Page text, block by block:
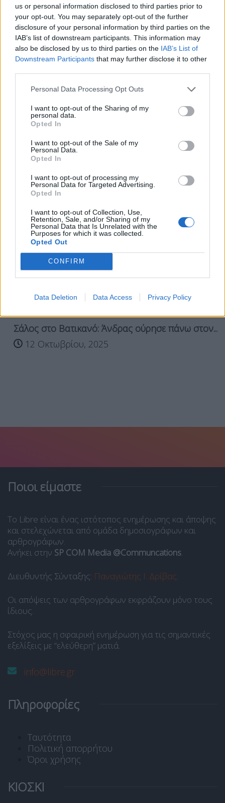
us or personal information disclosed to third parties prior to
your opt-out. You may separately opt-out of the further
disclosure of your personal information by third parties on the
IAB’s list of downstream participants. This information may
also be disclosed by us to third parties on the IAB’s List of
Downstream Participants that may further disclose it to other
Personal Data Processing Opt Outs
I want to opt-out of the Sharing of my
personal data.
Opted In
I want to opt-out of the Sale of my
Personal Data.
Opted In
I want to opt-out of processing my
Personal Data for Targeted Advertising.
Opted In
I want to opt-out of Collection, Use,
Retention, Sale, and/or Sharing of my
Personal Data that Is Unrelated with the
Purposes for which it was collected.
Opted Out
CONFIRM
Data Deletion Data Access Privacy Policy
Τέλος, στην ίδια λογική, κλειστά θα παραμείνουν
μέχρι νεοτέρας και τα αρχεία του Βατικανού
Facebook Share on X Bluesky
Email Copy Link
Πάπας Φραγκίσκος
Σχετικά Άρθρα
Σάλος στο Βατικανό: Άνδρας ούρησε πάνω στον...
12 Οκτωβρίου, 2025
Ποιοι είμαστε
Το Libre είναι ένας ιστότοπος ενημέρωσης και άποψης
και στελεχώνεται από ομάδα δημοσιογράφων και
αρθρογράφων.
Ανήκει στην SP COM Media @Communcations.
Διευθυντής Σύνταξης: Παναγιώτης Ι. Δρίβας.
Οι απόψεις των αρθρογράφων εκφράζουν μόνο τους
ίδιους.
Στόχος μας η σφαιρική ενημέρωση για τις σημαντικές
εξελίξεις με “ελεύθερη” ματιά.
info@libre.gr
Πληροφορίες
Ταυτότητα
Πολιτική απορρήτου
Όροι χρήσης
ΚΙΟΣΚΙ